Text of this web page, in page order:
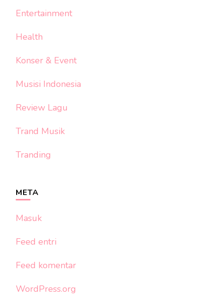
Entertainment
Health
Konser & Event
Musisi Indonesia
Review Lagu
Trand Musik
Tranding
META
Masuk
Feed entri
Feed komentar
WordPress.org